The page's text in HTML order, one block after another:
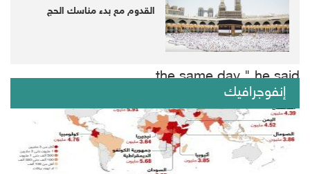
Chairperson Kamel Jendoubi (Tunisia) and
Melissa Parke (Australia), were reappointed on
the same day," he said.
The mandate of the Group of Eminent
International and Regional Experts was
renewed for a further one year by the Human
القدوم مع بدء مناسك الحج
إنفوجرافيك